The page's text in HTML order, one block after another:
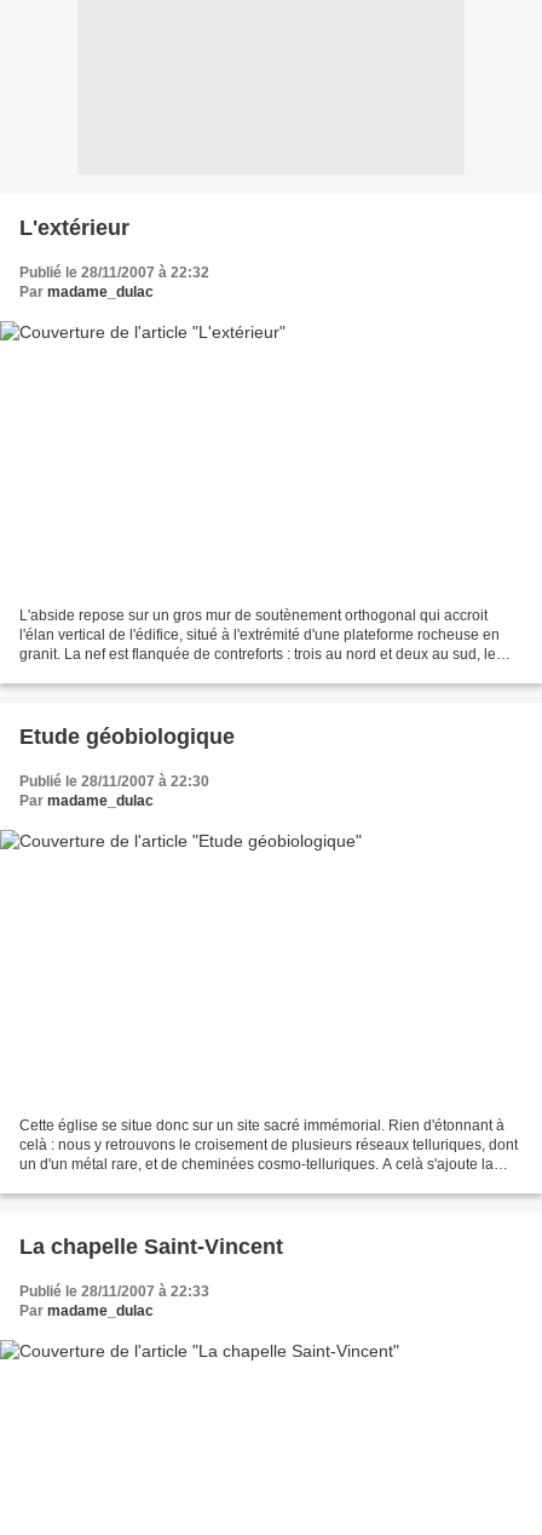
L'extérieur
Publié le 28/11/2007 à 22:32
Par madame_dulac
L'abside repose sur un gros mur de soutènement orthogonal qui accroit
l'élan vertical de l'édifice, situé à l'extrémité d'une plateforme rocheuse en
granit. La nef est flanquée de contreforts : trois au nord et deux au sud, le
Etude géobiologique
Publié le 28/11/2007 à 22:30
Par madame_dulac
Cette église se situe donc sur un site sacré immémorial. Rien d'étonnant à
celà : nous y retrouvons le croisement de plusieurs réseaux telluriques, dont
un d'un métal rare, et de cheminées cosmo-telluriques. A celà s'ajoute la
La chapelle Saint-Vincent
Publié le 28/11/2007 à 22:33
Par madame_dulac